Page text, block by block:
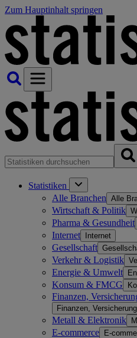
Zum Hauptinhalt springen
Statistiken
Alle Branchen Alle
Wirtschaft & Politik
Pharma & Gesundheit
Internet Internet
Gesellschaft
Verkehr & Logistik
Energie & Umwelt
Konsum & FMCG
Finanzen,
Finanzen,
Metall & Elektronik
E-commerce E-